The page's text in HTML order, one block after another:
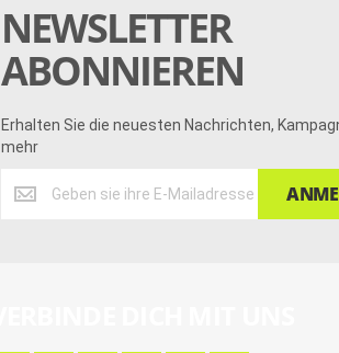
NEWSLETTER
ABONNIEREN
Erhalten Sie die neuesten Nachrichten,
mehr
Sie